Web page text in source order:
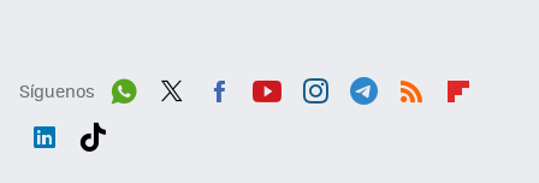
Síguenos